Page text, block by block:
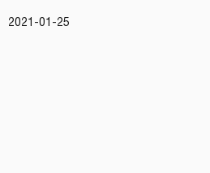
2021-01-25